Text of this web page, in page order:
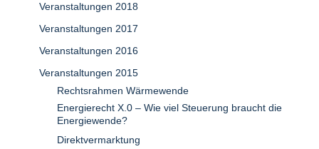
Veranstaltungen 2018
Veranstaltungen 2017
Veranstaltungen 2016
Veranstaltungen 2015
Rechtsrahmen Wärmewende
Energierecht X.0 – Wie viel Steuerung braucht die
Energiewende?
Direktvermarktung